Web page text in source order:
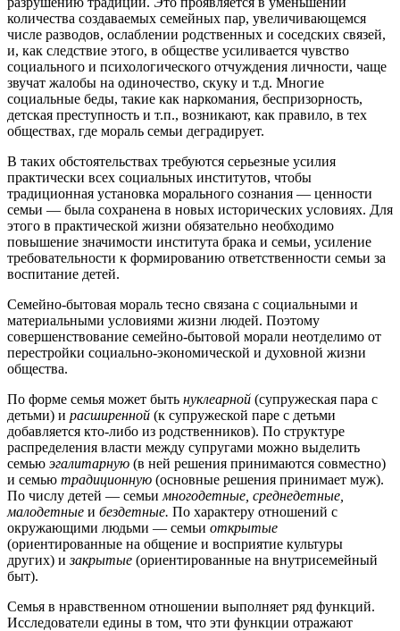
количества создаваемых семейных пар, увеличивающемся
числе разводов, ослаблении родственных и соседских связей,
и, как следствие этого, в обществе усиливается чувство
социального и психологического отчуждения личности, чаще
звучат жалобы на одиночество, скуку и т.д. Многие
социальные беды, такие как наркомания, беспризорность,
детская преступность и т.п., возникают, как правило, в тех
обществах, где мораль семьи деградирует.
В таких обстоятельствах требуются серьезные усилия
практически всех социальных институтов, чтобы
традиционная установка морального сознания — ценности
семьи — была сохранена в новых исторических условиях. Для
этого в практической жизни обязательно необходимо
повышение значимости института брака и семьи, усиление
требовательности к формированию ответственности семьи за
воспитание детей.
Семейно-бытовая мораль тесно связана с социальными и
материальными условиями жизни людей. Поэтому
совершенствование семейно-бытовой морали неотделимо от
перестройки социально-экономической и духовной жизни
общества.
По форме семья может быть нуклеарной (супружеская пара с
детьми) и расширенной (к супружеской паре с детьми
добавляется кто-либо из родственников). По структуре
распределения власти между супругами можно выделить
семью эгалитарную (в ней решения принимаются совместно)
и семью традиционную (основные решения принимает муж).
По числу детей — семьи многодетные, среднедетные,
малодетные и бездетные. По характеру отношений с
окружающими людьми — семьи открытые
(ориентированные на общение и восприятие культуры
других) изакрытые (ориентированные на внутрисемейный
быт).
Семья в нравственном отношении выполняет ряд функций.
Исследователи едины в том, что эти функции отражают